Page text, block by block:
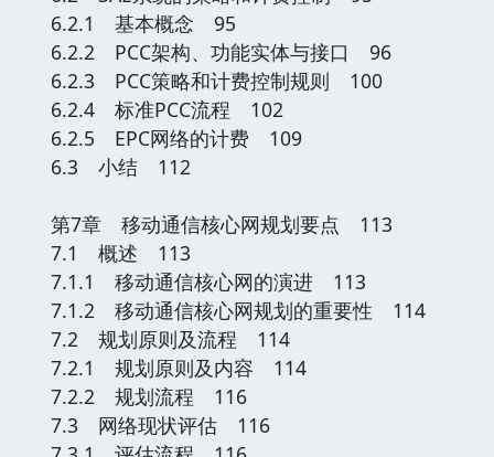
6.2.1 基本概念 95
6.2.2 PCC架构、功能实体与接口 96
6.2.3 PCC策略和计费控制规则 100
6.2.4 标准PCC流程 102
6.2.5 EPC网络的计费 109
6.3 小结 112
第7章 移动通信核心网规划要点 113
7.1 概述 113
7.1.1 移动通信核心网的演进 113
7.1.2 移动通信核心网规划的重要性 114
7.2 规划原则及流程 114
7.2.1 规划原则及内容 114
7.2.2 规划流程 116
7.3 网络现状评估 116